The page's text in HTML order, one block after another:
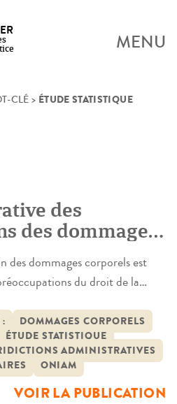
MENU
CLÉ> ÉTUDE STATISTIQUE
des
des dommages
les
et l’ONIAM en
médicaux
des dommages corporels est
du droit de la
pour comparer les
les juridictions judiciaires
L’intérêt de ce travail est
part, l’existence ou non
DOMMAGES CORPORELS
ÉTUDE STATISTIQUE
ADMINISTRATIVES
ONIAM
VOIR LA PUBLICATION